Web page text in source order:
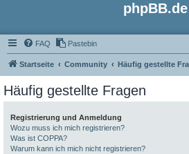
phpBB.de
FAQ Pastebin
Startseite Community Häufig gestellte
Häufig gestellte Fragen
Registrierung und Anmeldung
Wozu muss ich mich registrieren?
Was ist COPPA?
Warum kann ich mich nicht registrieren?